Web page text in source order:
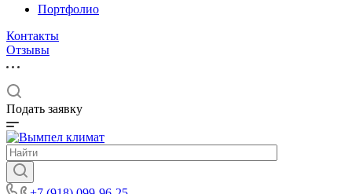
Портфолио
Контакты
Отзывы
Подать заявку